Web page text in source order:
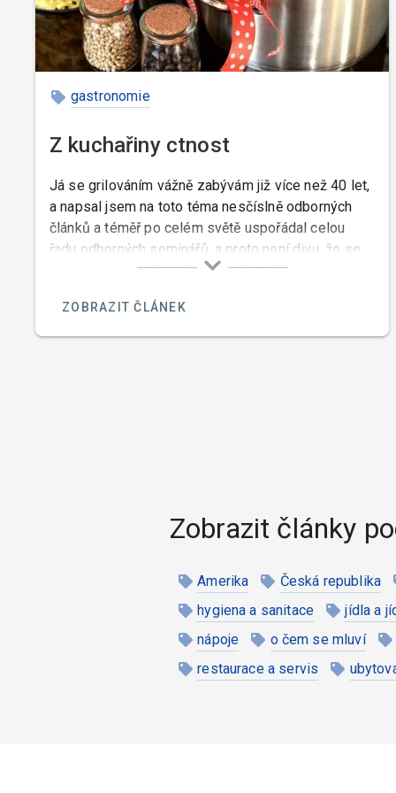
podle čísla.
gastronomie
Z kuchařiny ctnost
Já se grilováním vážně zabývám již více než 40 let,
a napsal jsem na toto téma nesčíslně odborných
článků a téměř po celém světě uspořádal celou
řadu odborných seminářů, a proto není divu, že se
mě tolik lidí ptá na názor na pořad pana Pohlreicha
ukrdený, ale to že ze všech kuchařů kteří nejsou
sprostí jako on a kteří nemají komediantské vlohy,
ZOBRAZIT ČLÁNEK
Zobrazit články
Amerika Česká republika
hygiena a sanitace
jídla a
nápoje
o čem se mluví
restaurace a servis